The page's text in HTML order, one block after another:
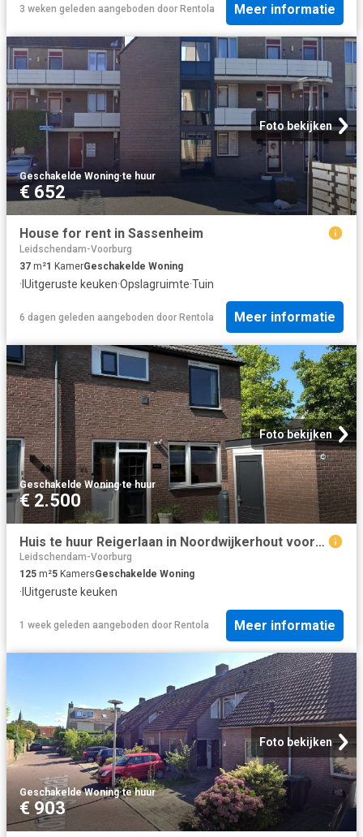
3 weken geleden aangeboden door Rentola Meer informatie
Foto bekijken
Geschakelde Woning·te huur
€ 652
House for rent in Sassenheim
Leidschendam-Voorburg
37 m²1 KamerGeschakelde Woning
· IUitgeruste keuken·Opslagruimte·Tuin
6 dagen geleden aangeboden door Rentola Meer informatie
Foto bekijken
Geschakelde Woning·te huur
€ 2.500
Huis te huur Reigerlaan in Noordwijkerhout voor € 2.500
Leidschendam-Voorburg
125 m²5 KamersGeschakelde Woning
· IUitgeruste keuken
1 week geleden aangeboden door Rentola Meer informatie
Foto bekijken
Geschakelde Woning·te huur
€ 903